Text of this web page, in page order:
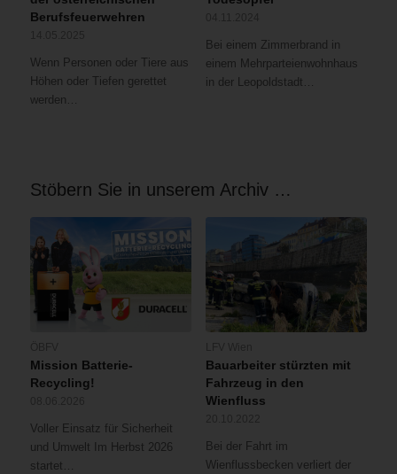
Berufsfeuerwehren
Wenn Personen oder Tiere aus
Höhen oder Tiefen gerettet
werden…
Bei einem Zimmerbrand in
einem Mehrparteienwohnhaus
in der Leopoldstadt…
Stöbern Sie in unserem Archiv …
Mission Batterie-
Recycling!
Voller Einsatz für Sicherheit
und Umwelt Im Herbst 2026
startet…
Bauarbeiter stürzten mit
Fahrzeug in den
Wienfluss
Bei der Fahrt im
Wienflussbecken verliert der